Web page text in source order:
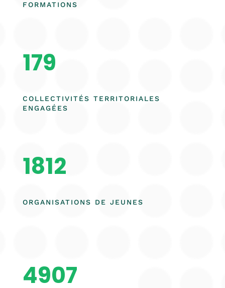
FORMATIONS
179
COLLECTIVITÉS TERRITORIALES
ENGAGÉES
1812
ORGANISATIONS DE JEUNES
4907